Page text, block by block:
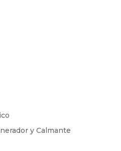
y Calmante